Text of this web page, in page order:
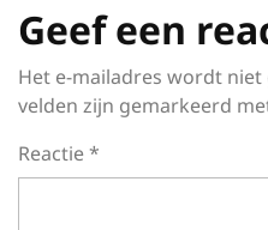
Geef een
Het e-mailadres wordt niet
velden zijn gemarkeerd
Reactie*